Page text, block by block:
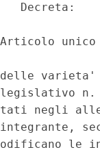
Decreta:
Articolo
n.
negli
le